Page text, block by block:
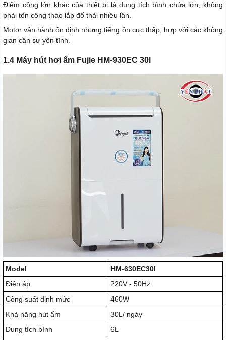
Điểm cộng lớn khác của thiết bị là dung tích bình chứa lớn, không
phải tốn công tháo lắp đổ thải nhiều lần.
Motor vận hành ổn định nhưng tiếng ồn cực thấp, hợp với các không
gian cần sự yên tĩnh.
1.4 Máy hút hơi ẩm Fujie HM-930EC 30l
Model
HM-630EC30l
Điện áp
220V - 50Hz
Công suất định mức
460W
Khả năng hút ẩm
30L/ ngày
Dung tích bình
6L